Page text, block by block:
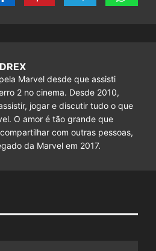
Marvel desde que assisti
2 no cinema. Desde 2010,
jogar e discutir tudo o que
O amor é tão grande que
com outras pessoas,
da Marvel em 2017.